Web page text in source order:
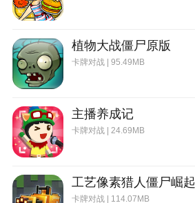
植物大战僵尸原版
卡牌对战 | 95.49MB
主播养成记
卡牌对战 | 24.69MB
工艺像素猎人僵尸崛起
卡牌对战 | 114.07MB